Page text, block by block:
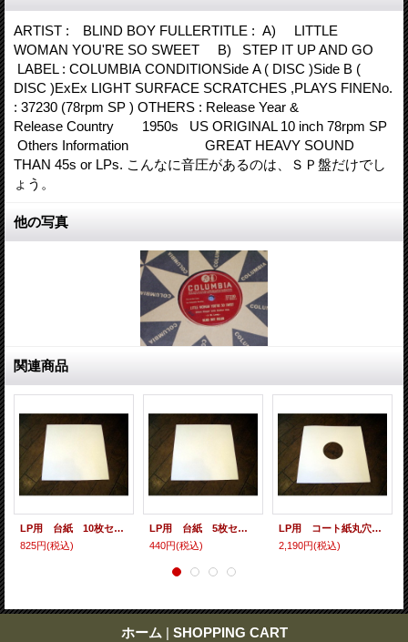
ARTIST : BLIND BOY FULLERTITLE : A) LITTLE
WOMAN YOU'RE SO SWEET B) STEP IT UP AND GO
LABEL : COLUMBIA CONDITIONSide A ( DISC )Side B (
DISC )ExEx LIGHT SURFACE SCRATCHES ,PLAYS FINENo.
: 37230 (78rpm SP ) OTHERS : Release Year &
Release Country 1950s US ORIGINAL 10 inch 78rpm SP
Others Information GREAT HEAVY SOUND
THAN 45s or LPs. こんなに音圧があるのは、ＳＰ盤だけでし
ょう。
他の写真
関連商品
LP用 台紙 10枚セット
825円(税込)
LP用 台紙 5枚セット
440円(税込)
LP用 コート紙丸穴ジャケ 10枚セット
2,190円(税込)
ホーム | SHOPPING CART